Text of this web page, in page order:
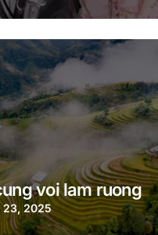
voi lam ruong
23, 2025